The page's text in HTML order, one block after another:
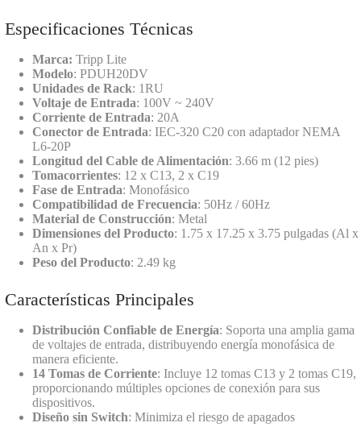
Especificaciones Técnicas
Marca: Tripp Lite
Modelo: PDUH20DV
Unidades de Rack: 1RU
Voltaje de Entrada: 100V ~ 240V
Corriente de Entrada: 20A
Conector de Entrada: IEC-320 C20 con adaptador NEMA
L6-20P
Longitud del Cable de Alimentación: 3.66 m (12 pies)
Tomacorrientes: 12 x C13, 2 x C19
Fase de Entrada: Monofásico
Compatibilidad de Frecuencia: 50Hz / 60Hz
Material de Construcción: Metal
Dimensiones del Producto: 1.75 x 17.25 x 3.75 pulgadas (Al x
An x Pr)
Peso del Producto: 2.49 kg
Características Principales
Distribución Confiable de Energía: Soporta una amplia gama
de voltajes de entrada, distribuyendo energía monofásica de
manera eficiente.
14 Tomas de Corriente: Incluye 12 tomas C13 y 2 tomas C19,
proporcionando múltiples opciones de conexión para sus
dispositivos.
Diseño sin Switch: Minimiza el riesgo de apagados